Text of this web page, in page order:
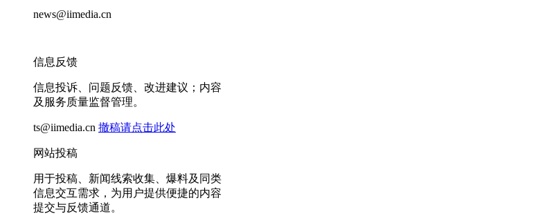
news@iimedia.cn
信息反馈
信息投诉、问题反馈、改进建议；内容
及服务质量监督管理。
ts@iimedia.cn 撤稿请点击此处
网站投稿
用于投稿、新闻线索收集、爆料及同类
信息交互需求，为用户提供便捷的内容
提交与反馈通道。